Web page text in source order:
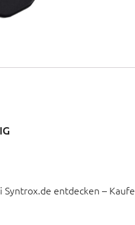
entdecken –